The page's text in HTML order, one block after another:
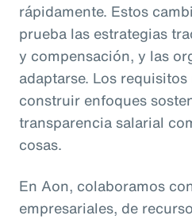
rápidamente. Estos
prueba las estrategias
y compensación, y las
adaptarse. Los
construir enfoques
transparencia salarial
cosas.
En Aon, colaboramos
empresariales, de